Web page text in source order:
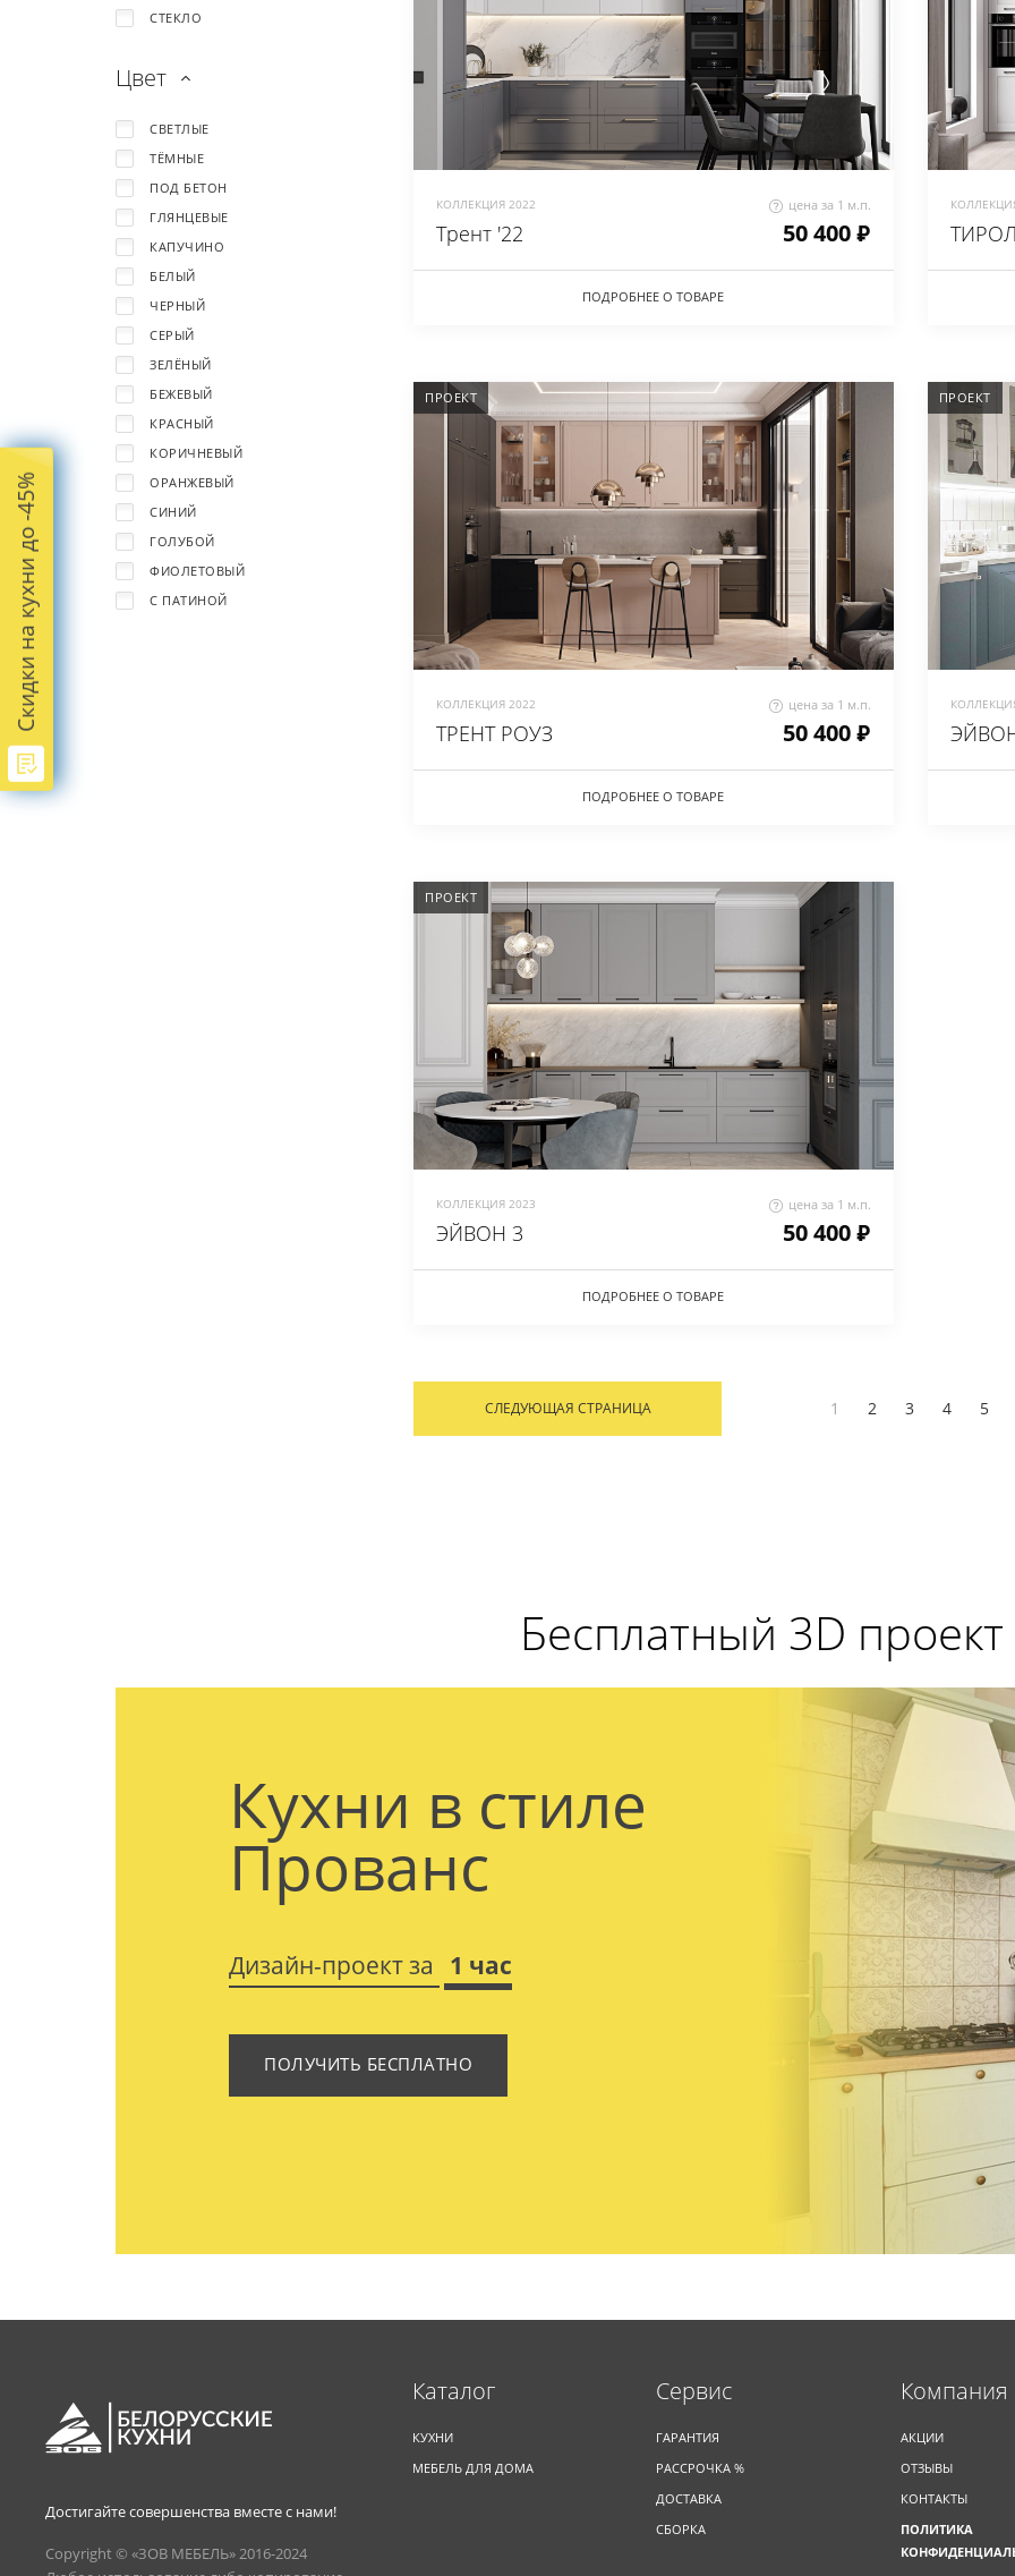
Скидки на кухни до -45%
СТЕКЛО
Цвет
СВЕТЛЫЕ
ТЁМНЫЕ
ПОД БЕТОН
ГЛЯНЦЕВЫЕ
КАПУЧИНО
БЕЛЫЙ
ЧЕРНЫЙ
СЕРЫЙ
ЗЕЛЁНЫЙ
БЕЖЕВЫЙ
КРАСНЫЙ
КОРИЧНЕВЫЙ
ОРАНЖЕВЫЙ
СИНИЙ
ГОЛУБОЙ
ФИОЛЕТОВЫЙ
С ПАТИНОЙ
КОЛЛЕКЦИЯ 2022 цена за 1 м.п.
Трент '22 50 400 ₽
ПОДРОБНЕЕ О ТОВАРЕ
ПРОЕКТ
КОЛЛЕКЦИЯ 2022 цена за 1 м.п.
ТРЕНТ РОУЗ 50 400 ₽
ПОДРОБНЕЕ О ТОВАРЕ
ПРОЕКТ
ПРОЕКТ
КОЛЛЕКЦИЯ 2023 цена за 1 м.п.
ЭЙВОН 3 50 400 ₽
ПОДРОБНЕЕ О ТОВАРЕ
СЛЕДУЮЩАЯ СТРАНИЦА 1 2 3 4 5
Бесплатный 3D проект
Кухни в стиле
Прованс
Дизайн-проект за 1 час
ПОЛУЧИТЬ БЕСПЛАТНО
Достигайте совершенства вместе с нами!
Copyright © «ЗОВ МЕБЕЛЬ» 2016-2024
Каталог
КУХНИ
МЕБЕЛЬ ДЛЯ ДОМА
Cервис
ГАРАНТИЯ
РАССРОЧКА %
ДОСТАВКА
СБОРКА
Компания
АКЦИИ
ОТЗЫВЫ
КОНТАКТЫ
ПОЛИТИКА